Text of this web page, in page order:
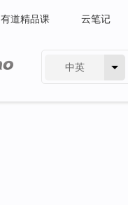
有道精品课 云笔记
中英